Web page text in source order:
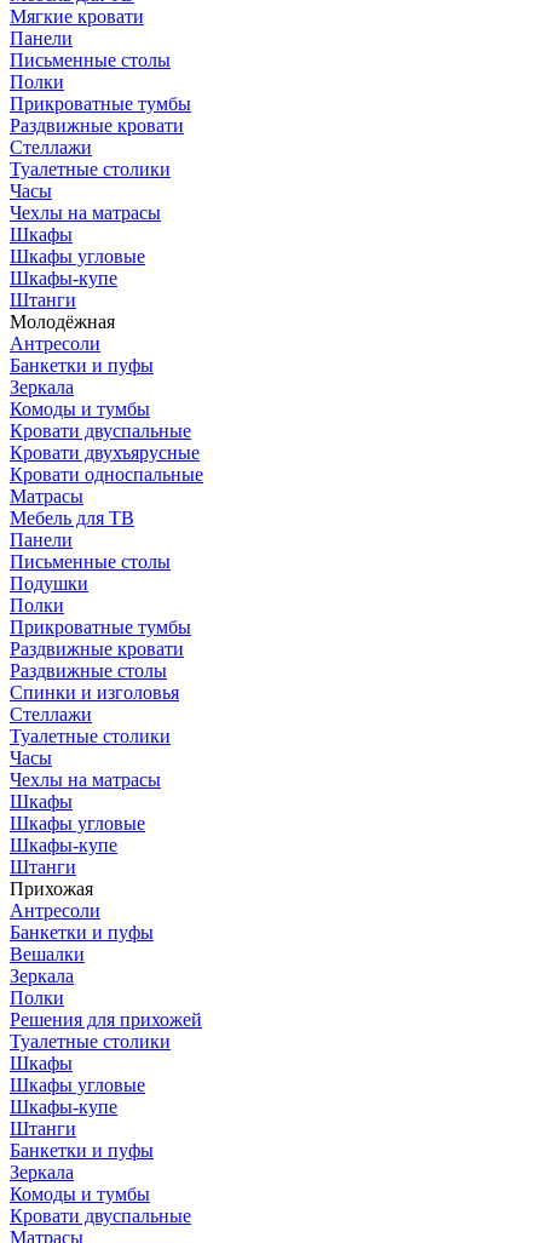
Мягкие кровати
Панели
Письменные столы
Полки
Прикроватные тумбы
Раздвижные кровати
Стеллажи
Туалетные столики
Часы
Чехлы на матрасы
Шкафы
Шкафы угловые
Шкафы-купе
Штанги
Молодёжная
Антресоли
Банкетки и пуфы
Зеркала
Комоды и тумбы
Кровати двуспальные
Кровати двухъярусные
Кровати односпальные
Матрасы
Мебель для ТВ
Панели
Письменные столы
Подушки
Полки
Прикроватные тумбы
Раздвижные кровати
Раздвижные столы
Спинки и изголовья
Стеллажи
Туалетные столики
Часы
Чехлы на матрасы
Шкафы
Шкафы угловые
Шкафы-купе
Штанги
Прихожая
Антресоли
Банкетки и пуфы
Вешалки
Зеркала
Полки
Решения для прихожей
Туалетные столики
Шкафы
Шкафы угловые
Шкафы-купе
Штанги
Банкетки и пуфы
Зеркала
Комоды и тумбы
Кровати двуспальные
Матрасы